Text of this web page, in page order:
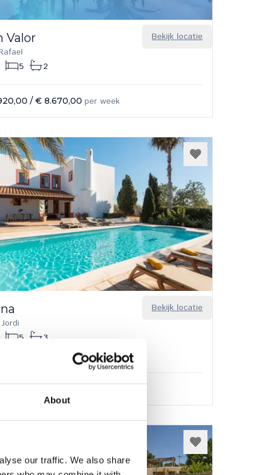
About
our traffic. We also share
Bekijk locatie
Valor
5 2
/ € 8.670,00 per week
Bekijk locatie
5
3
korting van 23 aug. – 6 sep. 2026
korting van 11–22 okt. 2026